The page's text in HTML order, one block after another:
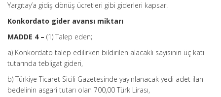
Yargıtay’a gidiş dönüş ücretleri gibi giderleri kapsar.
Konkordato gider avansı miktarı
MADDE 4 – (1) Talep eden;
a) Konkordato talep edilirken bildirilen alacaklı sayısının üç katı
tutarında tebligat gideri,
b) Türkiye Ticaret Sicili Gazetesinde yayınlanacak yedi adet ilan
bedelinin asgari tutarı olan 700,00 Türk Lirası,